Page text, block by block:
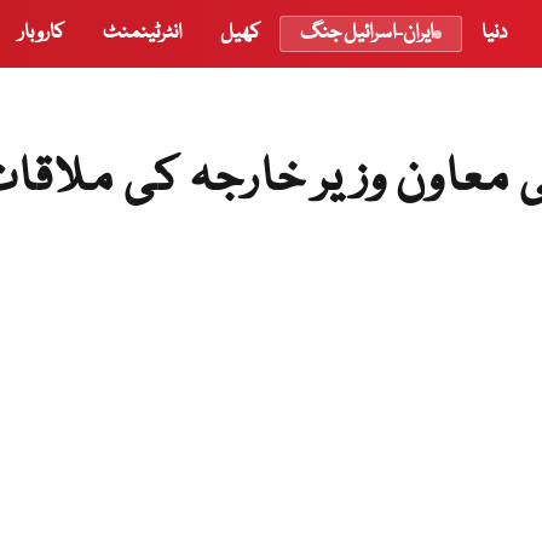
دنیا ایران-اسرائیل جنگ کھیل انٹرٹینمنٹ کاروبار
وزیر خارجہ کی